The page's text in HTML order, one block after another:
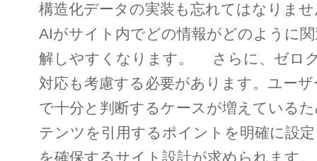
構造化データの実装も忘れてはなりま
AIがサイト内でどの情報がどのように
解しやすくなります。 さらに、ゼロ
対応も考慮する必要があります。ユー
で十分と判断するケースが増えている
テンツを引用するポイントを明確に設
を確保するサイト設計が求められます